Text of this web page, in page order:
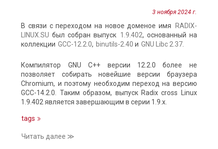
3 ноября 2024 г.
В связи с переходом на новое доменое имя
RADIX-
LINUX.SU был собран выпуск 1.9.402, основанный на
коллекции GCC-12.2.0, binutils-2.40 и GNU Libc 2.37
Компилятор GNU C++ версии 12.2.0 более не
позволяет собирать новейшие версии браузера
Chromium, и поэтому необходим переход на версию
GCC-14.2.0. Таким образом, выпуск Radix cross Linux
1.9.402 является завершающим в серии 1.9.x.
tags
Читать далее ≫